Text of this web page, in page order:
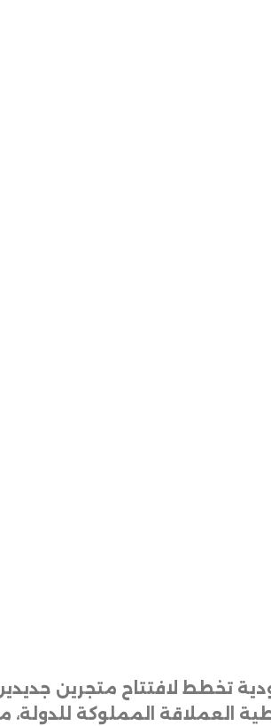
تخطط لافتتاح متجرين
العملاقة المملوكة